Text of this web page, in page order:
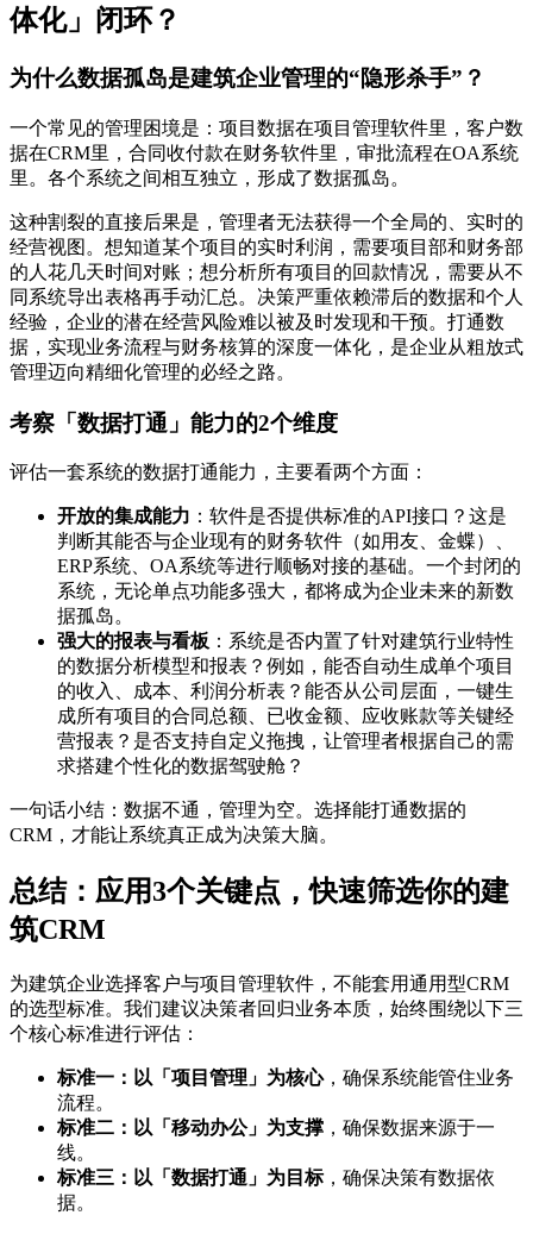
体化」闭环？
为什么数据孤岛是建筑企业管理的“隐形杀手”？
一个常见的管理困境是：项目数据在项目管理软件里，客户数
据在CRM里，合同收付款在财务软件里，审批流程在OA系统
里。各个系统之间相互独立，形成了数据孤岛。
这种割裂的直接后果是，管理者无法获得一个全局的、实时的
经营视图。想知道某个项目的实时利润，需要项目部和财务部
的人花几天时间对账；想分析所有项目的回款情况，需要从不
同系统导出表格再手动汇总。决策严重依赖滞后的数据和个人
经验，企业的潜在经营风险难以被及时发现和干预。打通数
据，实现业务流程与财务核算的深度一体化，是企业从粗放式
管理迈向精细化管理的必经之路。
考察「数据打通」能力的2个维度
评估一套系统的数据打通能力，主要看两个方面：
开放的集成能力 ：软件是否提供标准的API接口？这是
判断其能否与企业现有的财务软件（如用友、金蝶）、
ERP系统、OA系统等进行顺畅对接的基础。一个封闭的
系统，无论单点功能多强大，都将成为企业未来的新数
据孤岛。
强大的报表与看板 ：系统是否内置了针对建筑行业特性
的数据分析模型和报表？例如，能否自动生成单个项目
的收入、成本、利润分析表？能否从公司层面，一键生
成所有项目的合同总额、已收金额、应收账款等关键经
营报表？是否支持自定义拖拽，让管理者根据自己的需
求搭建个性化的数据驾驶舱？
一句话小结：数据不通，管理为空。选择能打通数据的
CRM，才能让系统真正成为决策大脑。
总结：应用3个关键点，快速筛选你的建
筑CRM
为建筑企业选择客户与项目管理软件，不能套用通用型CRM
的选型标准。我们建议决策者回归业务本质，始终围绕以下三
个核心标准进行评估：
标准一：以「项目管理」为核心，确保系统能管住业务
流程。
标准二：以「移动办公」为支撑 ，确保数据来源于一
线。
标准三：以「数据打通」为目标，确保决策有数据依
据。